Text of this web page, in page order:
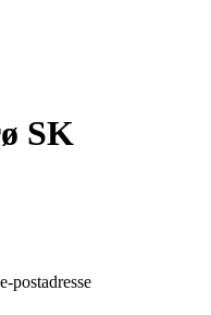
SK
postadresse